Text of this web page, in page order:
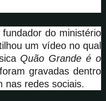
do ministério
um vídeo no qual
Quão Grande é o
gravadas dentro
nas redes sociais.